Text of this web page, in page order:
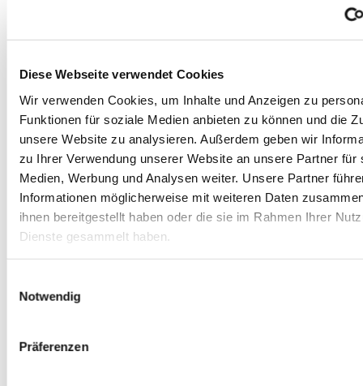
Diese Webseite verwendet Cookies
Wir verwenden Cookies, um Inhalte und Anzeigen zu
Funktionen für soziale Medien anbieten zu können und die
unsere Website zu analysieren. Außerdem geben wir
zu Ihrer Verwendung unserer Website an unsere Partner für
Medien, Werbung und Analysen weiter. Unsere Partner
Informationen möglicherweise mit weiteren Daten
ihnen bereitgestellt haben oder die sie im Rahmen Ihrer
Dienste gesammelt haben.
Notwendig
Präferenzen
Sternschnuppe einen willkommenen
Familien.
zur Webiste der Sternschnuppe